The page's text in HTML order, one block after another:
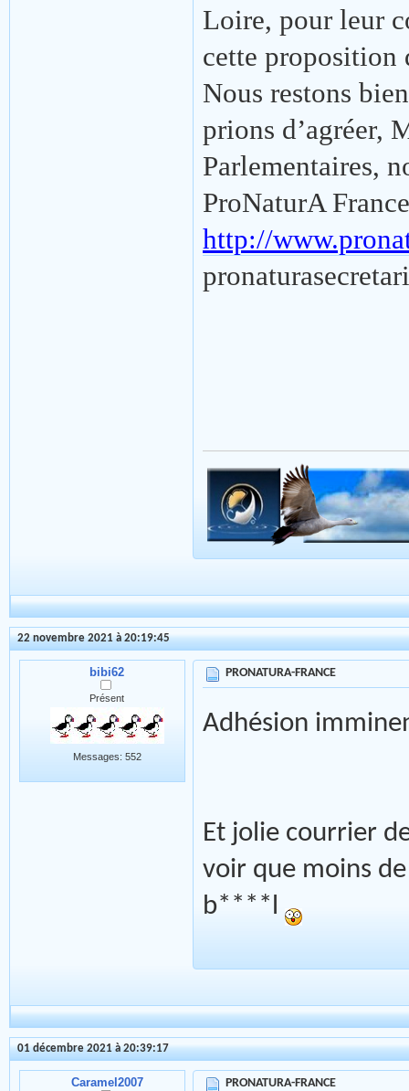
Loire, pour leur
cette proposition
Nous restons
prions d’agréer,
Parlementaires,
ProNaturA France
http://
22 novembre 2021 à 20:19:45
bibi62
Présent
Messages: 552
PRONATURA-FRANCE
Adhésion
Et jolie courrier
voir que moins
b****l
01 décembre 2021 à 20:39:17
Caramel2007 PRONATURA-FRANCE